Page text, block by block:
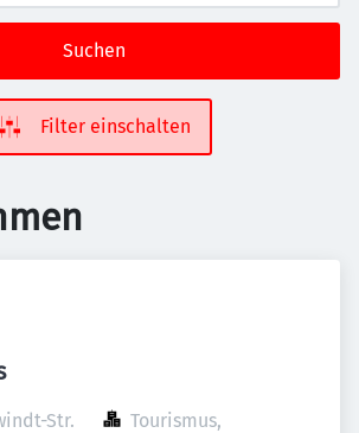
Suchen
Filter einschalten
Str.
Tourismus,